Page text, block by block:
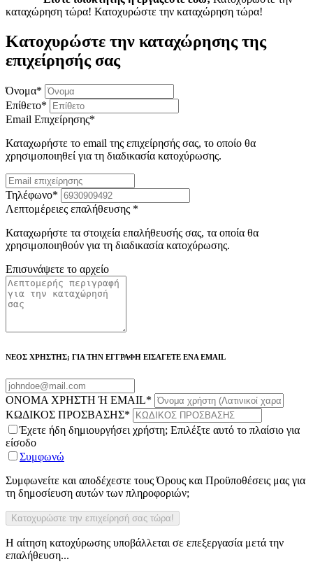
καταχώρηση τώρα! Κατοχυρώστε την καταχώρηση τώρα!
Κατοχυρώστε την καταχώρησης της
επιχείρησής σας
Όνομα*
Επίθετο*
Email Επιχείρησης*
Καταχωρήστε το email της επιχείρησής σας, το οποίο θα
χρησιμοποιηθεί για τη διαδικασία κατοχύρωσης.
Τηλέφωνο*
Λεπτομέρειες επαλήθευσης *
Καταχωρήστε τα στοιχεία επαλήθευσής σας, τα οποία θα
χρησιμοποιηθούν για τη διαδικασία κατοχύρωσης.
Επισυνάψετε το αρχείο
ΝΕΟΣ ΧΡΗΣΤΗΣ; ΓΙΑ ΤΗΝ ΕΓΓΡΑΦΗ ΕΙΣΑΓΕΤΕ ΕΝΑ EMAIL
ΟΝΟΜΑ ΧΡΗΣΤΗ Ή EMAIL*
ΚΩΔΙΚΟΣ ΠΡΟΣΒΑΣΗΣ*
Έχετε ήδη δημιουργήσει χρήστη; Επιλέξτε αυτό το πλαίσιο για
είσοδο
Συμφωνώ
Συμφωνείτε και αποδέχεστε τους Όρους και Προϋποθέσεις μας για
τη δημοσίευση αυτών των πληροφοριών;
Η αίτηση κατοχύρωσης υποβάλλεται σε επεξεργασία μετά την
επαλήθευση...